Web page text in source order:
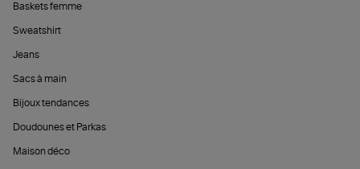
Baskets femme
Sweatshirt
Jeans
Sacs à main
Bijoux tendances
Doudounes et Parkas
Maison déco